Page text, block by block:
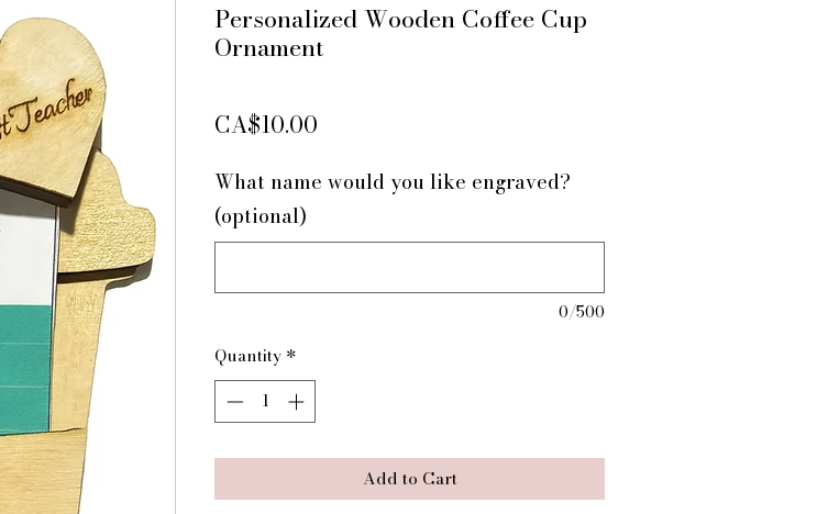
Personalized Wooden Coffee Cup
Ornament
CA$10.00
What name would you like engraved?
(optional)
0/500
Quantity *
Add to Cart